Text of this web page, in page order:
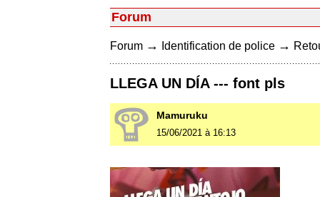
Forum
Forum → Identification de police →
LLEGA UN DÍA --- font pls
Mamuruku
15/06/2021 à 16:13